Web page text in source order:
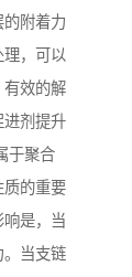
附着力
理，可以
有效的解
进剂提升
于聚合
质的重要
响是，当
。当支链